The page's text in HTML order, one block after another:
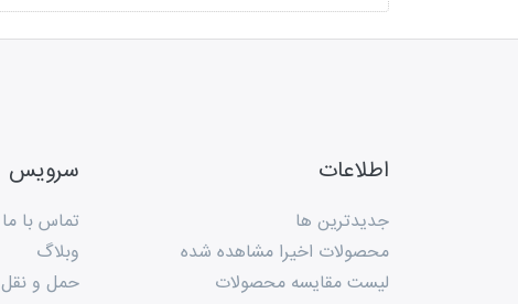
اطلاعات
جدیدترین ها
محصولات اخیرا مشاهده شده
لیست مقایسه محصولات
سرویس
تماس با ما
وبلاگ
حمل و نقل